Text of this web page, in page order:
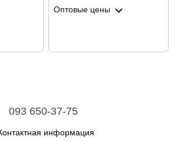
Оптовые цены
093 650-37-75
информация